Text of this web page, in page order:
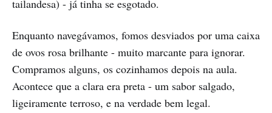
tailandesa) - já tinha se esgotado.
Enquanto navegávamos, fomos desviados por uma caixa
de ovos rosa brilhante - muito marcante para ignorar.
Compramos alguns, os cozinhamos depois na aula.
Acontece que a clara era preta - um sabor salgado,
ligeiramente terroso, e na verdade bem legal.